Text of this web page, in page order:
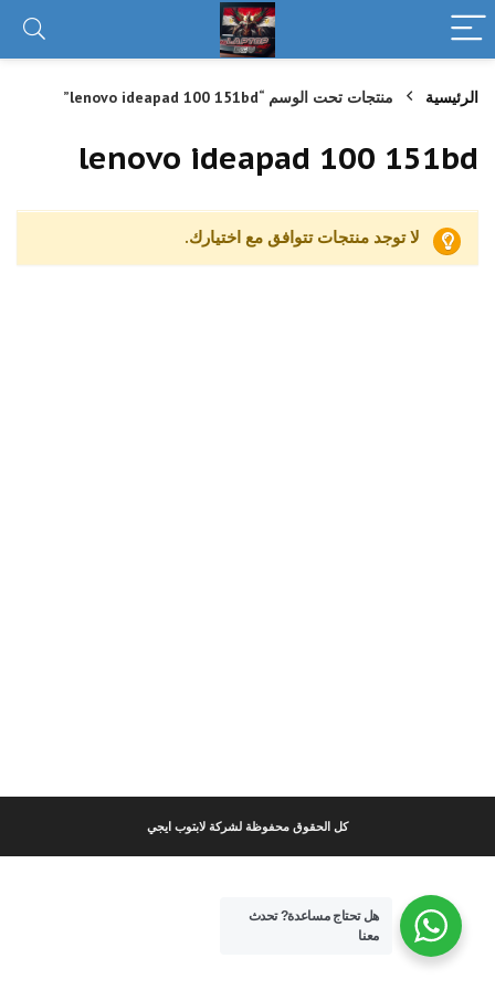
الرئيسية منتجات تحت الوسم “lenovo ideapad 100 151bd”
lenovo ideapad 100 151bd
لا توجد منتجات تتوافق مع اختيارك.
كل الحقوق محفوظة لشركة لابتوب ايجي
هل تحتاج مساعدة?تحدث
معنا